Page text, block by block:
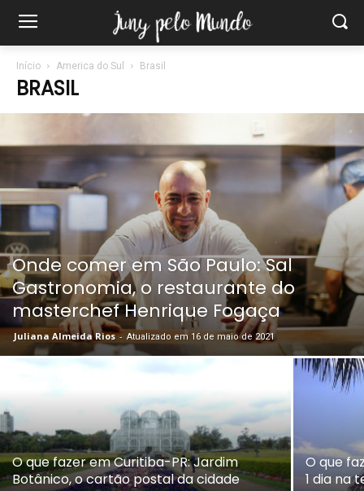
Início America do Sul Brasil
BRASIL
Onde comer em São Paulo: Sal
Gastronomia, o restaurante do
masterchef Henrique Fogaça
Juliana Almeida Rios - Atualizado em 16 de maio de 2021
O que fazer em Curitiba-PR: Jardim
Botânico, o cartão postal da cidade
O que
1 dia na